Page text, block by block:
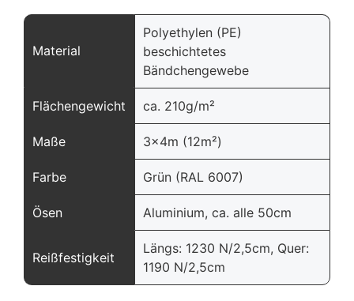
Material
Polyethylen (PE)
beschichtetes
Bändchengewebe
Flächengewicht ca. 210g/m²
Maße 3x4m (12m²)
Farbe Grün (RAL 6007)
Ösen Aluminium, ca. alle 50cm
Reißfestigkeit
Längs: 1230 N/2,5cm, Quer:
1190 N/2,5cm